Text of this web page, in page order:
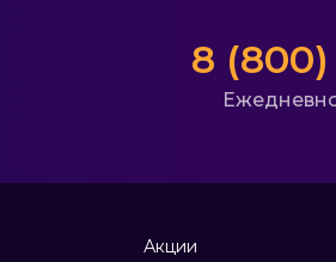
8 (800)
Акции